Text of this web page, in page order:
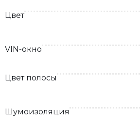
Цвет
VIN-окно
Цвет полосы
Шумоизоляция